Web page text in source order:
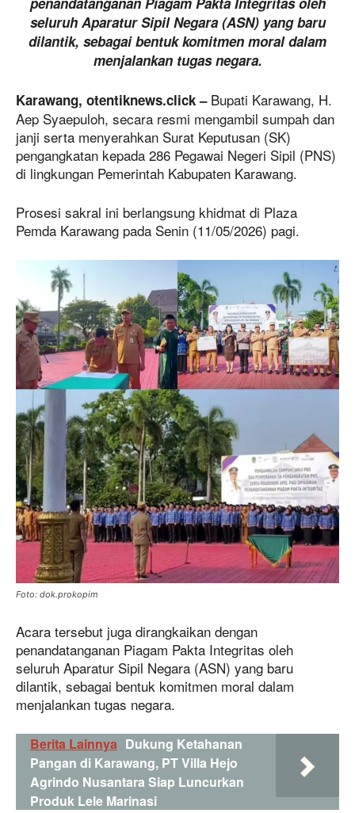
seluruh Aparatur Sipil Negara (ASN) yang baru
dilantik, sebagai bentuk komitmen moral dalam
menjalankan tugas negara.
Karawang, otentiknews.click –Bupati Karawang, H.
Aep Syaepuloh, secara resmi mengambil sumpah dan
janji serta menyerahkan Surat Keputusan (SK)
pengangkatan kepada 286 Pegawai Negeri Sipil (PNS)
di lingkungan Pemerintah Kabupaten Karawang.
Prosesi sakral ini berlangsung khidmat di Plaza
Pemda Karawang pada Senin (11/05/2026) pagi.
Foto: dok.prokopim
Acara tersebut juga dirangkaikan dengan
penandatanganan Piagam Pakta Integritas oleh
seluruh Aparatur Sipil Negara (ASN) yang baru
dilantik, sebagai bentuk komitmen moral dalam
menjalankan tugas negara.
Berita Lainnya Dukung Ketahanan
Pangan di Karawang, PT Villa Hejo
Agrindo Nusantara Siap Luncurkan
Produk Lele Marinasi